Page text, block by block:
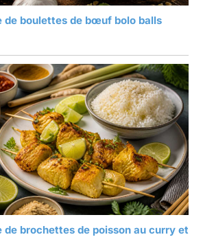
de boulettes de bœuf bolo balls
de brochettes de poisson au curry et